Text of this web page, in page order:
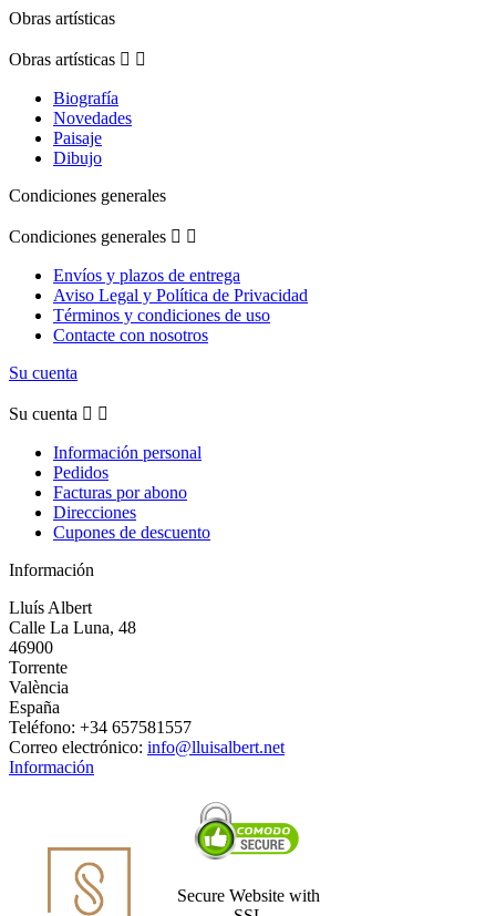
Obras artísticas
Obras artísticas  
Biografía
Novedades
Paisaje
Dibujo
Condiciones generales
Condiciones generales  
Envíos y plazos de entrega
Aviso Legal y Política de Privacidad
Términos y condiciones de uso
Contacte con nosotros
Su cuenta
Su cuenta  
Información personal
Pedidos
Facturas por abono
Direcciones
Cupones de descuento
Información
Lluís Albert
Calle La Luna, 48
46900
Torrente
València
España
Teléfono: +34 657581557
Correo electrónico: info@lluisalbert.net
Información
Secure Website with